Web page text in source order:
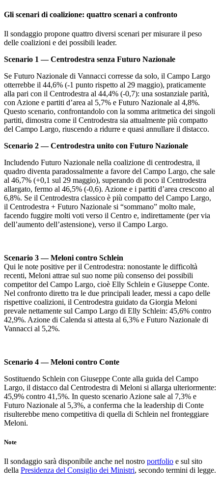
Gli scenari di coalizione: quattro scenari a confronto
Il sondaggio propone quattro diversi scenari per misurare il peso
delle coalizioni e dei possibili leader.
Scenario 1 — Centrodestra senza Futuro Nazionale
Se Futuro Nazionale di Vannacci corresse da solo, il Campo Largo
otterrebbe il 44,6% (-1 punto rispetto al 29 maggio), praticamente
alla pari con il Centrodestra al 44,4% (-0,7): una sostanziale parità,
con Azione e partiti d’area al 5,7% e Futuro Nazionale al 4,8%.
Questo scenario, confrontandolo con la somma aritmetica dei singoli
partiti, dimostra come il Centrodestra sia attualmente più compatto
del Campo Largo, riuscendo a ridurre e quasi annullare il distacco.
Scenario 2 — Centrodestra unito con Futuro Nazionale
Includendo Futuro Nazionale nella coalizione di centrodestra, il
quadro diventa paradossalmente a favore del Campo Largo, che sale
al 46,7% (+0,1 sul 29 maggio), superando di poco il Centrodestra
allargato, fermo al 46,5% (-0,6). Azione e i partiti d’area crescono al
6,8%. Se il Centrodestra classico è più compatto del Campo Largo,
il Centrodestra + Futuro Nazionale si “sommano” molto male,
facendo fuggire molti voti verso il Centro e, indirettamente (per via
dell’aumento dell’astensione), verso il Campo Largo.
Scenario 3 — Meloni contro Schlein
Qui le note positive per il Centrodestra: nonostante le difficoltà
recenti, Meloni attrae sul suo nome più consenso dei possibili
competitor del Campo Largo, cioè Elly Schlein e Giuseppe Conte.
Nel confronto diretto tra le due principali leader, messi a capo delle
rispettive coalizioni, il Centrodestra guidato da Giorgia Meloni
prevale nettamente sul Campo Largo di Elly Schlein: 45,6% contro
42,9%. Azione di Calenda si attesta al 6,3% e Futuro Nazionale di
Vannacci al 5,2%.
Scenario 4 — Meloni contro Conte
Sostituendo Schlein con Giuseppe Conte alla guida del Campo
Largo, il distacco dal Centrodestra di Meloni si allarga ulteriormente:
45,9% contro 41,5%. In questo scenario Azione sale al 7,3% e
Futuro Nazionale al 5,3%, a conferma che la leadership di Conte
risulterebbe meno competitiva di quella di Schlein nel fronteggiare
Meloni.
Note
Il sondaggio sarà disponibile anche nel nostro portfolio e sul sito
della Presidenza del Consiglio dei Ministri, secondo termini di legge.